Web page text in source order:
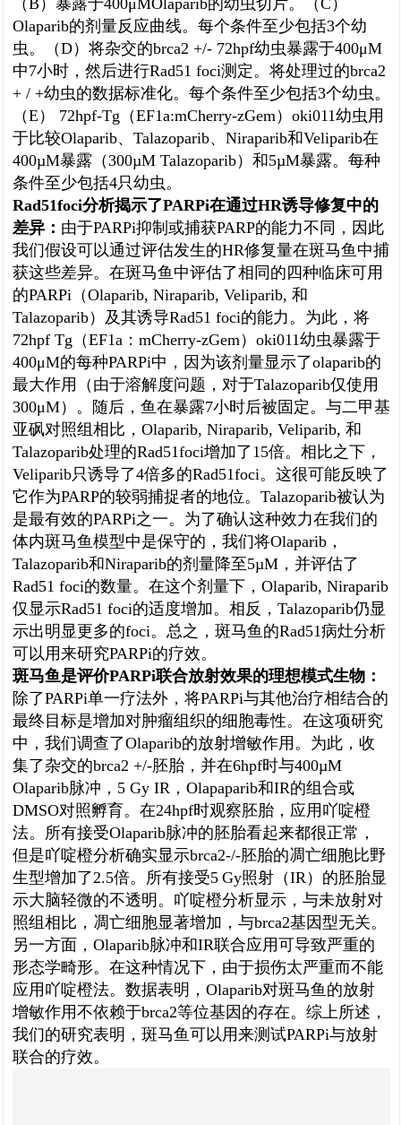
（B）暴露于400μMOlaparib的幼虫切片。（C）
Olaparib的剂量反应曲线。每个条件至少包括3个幼
虫。（D）将杂交的brca2 +/- 72hpf幼虫暴露于400μM
中7小时，然后进行Rad51 foci测定。将处理过的brca2
+ / +幼虫的数据标准化。每个条件至少包括3个幼虫。
（E） 72hpf-Tg（EF1a:mCherry-zGem）oki011幼虫用
于比较Olaparib、Talazoparib、Niraparib和Veliparib在
400µM暴露（300µM Talazoparib）和5µM暴露。每种
条件至少包括4只幼虫。
Rad51foci分析揭示了PARPi在通过HR诱导修复中的
差异： 由于PARPi抑制或捕获PARP的能力不同，因此
我们假设可以通过评估发生的HR修复量在斑马鱼中捕
获这些差异。在斑马鱼中评估了相同的四种临床可用
的PARPi（Olaparib, Niraparib, Veliparib, 和
Talazoparib）及其诱导Rad51 foci的能力。为此，将
72hpf Tg（EF1a：mCherry-zGem）oki011幼虫暴露于
400μM的每种PARPi中，因为该剂量显示了olaparib的
最大作用（由于溶解度问题，对于Talazoparib仅使用
300μM）。随后，鱼在暴露7小时后被固定。与二甲基
亚砜对照组相比，Olaparib, Niraparib, Veliparib, 和
Talazoparib处理的Rad51foci增加了15倍。相比之下，
Veliparib只诱导了4倍多的Rad51foci。这很可能反映了
它作为PARP的较弱捕捉者的地位。Talazoparib被认为
是最有效的PARPi之一。为了确认这种效力在我们的
体内斑马鱼模型中是保守的，我们将Olaparib，
Talazoparib和Niraparib的剂量降至5µM，并评估了
Rad51 foci的数量。在这个剂量下，Olaparib, Niraparib
仅显示Rad51 foci的适度增加。相反，Talazoparib仍显
示出明显更多的foci。总之，斑马鱼的Rad51病灶分析
可以用来研究PARPi的疗效。
斑马鱼是评价PARPi联合放射效果的理想模式生物：
除了PARPi单一疗法外，将PARPi与其他治疗相结合的
最终目标是增加对肿瘤组织的细胞毒性。在这项研究
中，我们调查了Olaparib的放射增敏作用。为此，收
集了杂交的brca2 +/-胚胎，并在6hpf时与400µM
Olaparib脉冲，5 Gy IR，Olapaparib和IR的组合或
DMSO对照孵育。在24hpf时观察胚胎，应用吖啶橙
法。所有接受Olaparib脉冲的胚胎看起来都很正常，
但是吖啶橙分析确实显示brca2-/-胚胎的凋亡细胞比野
生型增加了2.5倍。所有接受5 Gy照射（IR）的胚胎显
示大脑轻微的不透明。吖啶橙分析显示，与未放射对
照组相比，凋亡细胞显著增加，与brca2基因型无关。
另一方面，Olaparib脉冲和IR联合应用可导致严重的
形态学畸形。在这种情况下，由于损伤太严重而不能
应用吖啶橙法。数据表明，Olaparib对斑马鱼的放射
增敏作用不依赖于brca2等位基因的存在。综上所述，
我们的研究表明，斑马鱼可以用来测试PARPi与放射
联合的疗效。